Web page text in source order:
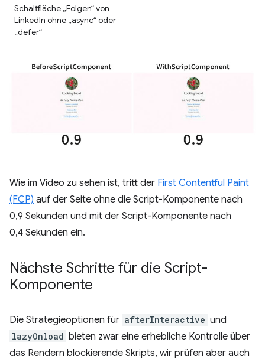
Schaltfläche „Folgen“ von
LinkedIn ohne „async“ oder
„defer“
Wie im Video zu sehen ist, tritt der First Contentful Paint
(FCP) auf der Seite ohne die Script-Komponente nach
0,9 Sekunden und mit der Script-Komponente nach
0,4 Sekunden ein.
Nächste Schritte für die Script-
Komponente
Die Strategieoptionen für afterInteractive und
lazyOnload bieten zwar eine erhebliche Kontrolle über
das Rendern blockierende Skripts, wir prüfen aber auch